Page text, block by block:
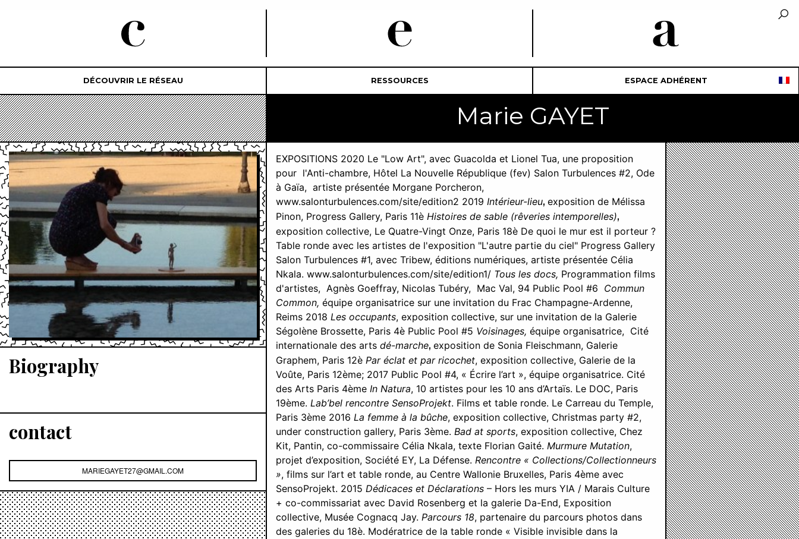
DÉCOUVRIR LE RÉSEAU RESSOURCES ESPACE ADHÉRENT
Marie GAYET
Biography
contact
MARIEGAYET27@GMAIL.COM
EXPOSITIONS 2020 Le "Low Art", avec Guacolda et Lionel Tua, une proposition
pour l'Anti-chambre, Hôtel La Nouvelle République (fev) Salon Turbulences #2, Ode
à Gaïa, artiste présentée Morgane Porcheron,
www.salonturbulences.com/site/edition2 2019 Intérieur-lieu, exposition de Mélissa
Pinon, Progress Gallery, Paris 11è Histoires de sable (rêveries intemporelles),
exposition collective, Le Quatre-Vingt Onze, Paris 18è De quoi le mur est il porteur ?
Table ronde avec les artistes de l'exposition "L'autre partie du ciel" Progress Gallery
Salon Turbulences #1, avec Tribew, éditions numériques, artiste présentée Célia
Nkala. www.salonturbulences.com/site/edition1/ Tous les docs, Programmation films
d'artistes, Agnès Goeffray, Nicolas Tubéry, Mac Val, 94 Public Pool #6 Commun
Common, équipe organisatrice sur une invitation du Frac Champagne-Ardenne,
Reims 2018 Les occupants, exposition collective, sur une invitation de la Galerie
Ségolène Brossette, Paris 4è Public Pool #5 Voisinages, équipe organisatrice, Cité
internationale des arts dé-marche, exposition de Sonia Fleischmann, Galerie
Graphem, Paris 12è Par éclat et par ricochet, exposition collective, Galerie de la
Voûte, Paris 12ème; 2017 Public Pool #4, « Écrire l’art », équipe organisatrice. Cité
des Arts Paris 4ème In Natura, 10 artistes pour les 10 ans d’Artaïs. Le DOC, Paris
19ème. Lab’bel rencontre SensoProjekt. Films et table ronde. Le Carreau du Temple,
Paris 3ème 2016 La femme à la bûche, exposition collective, Christmas party #2,
under construction gallery, Paris 3ème. Bad at sports, exposition collective, Chez
Kit, Pantin, co-commissaire Célia Nkala, texte Florian Gaité. Murmure Mutation,
projet d’exposition, Société EY, La Défense. Rencontre « Collections/Collectionneurs
», films sur l’art et table ronde, au Centre Wallonie Bruxelles, Paris 4ème avec
SensoProjekt. 2015 Dédicaces et Déclarations– Hors les murs YIA / Marais Culture
+ co-commissariat avec David Rosenberg et la galerie Da-End, Exposition
collective, Musée Cognacq Jay. Parcours 18, partenaire du parcours photos dans
des galeries du 18è. Modératrice de la table ronde « Visible invisible dans la